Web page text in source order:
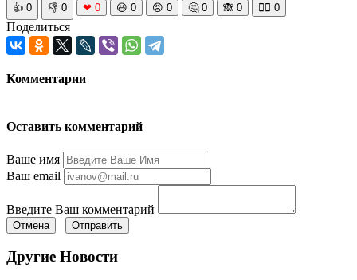
👍 0 👎 0 ❤ 0 😆 0 😡 0 🤔 0 🙈 0 🧘‍♀️ 0
Поделиться
Комментарии
Оставить комментарий
Ваше имя
Ваш email
Введите Ваш комментарий
Отмена Отправить
Другие Новости